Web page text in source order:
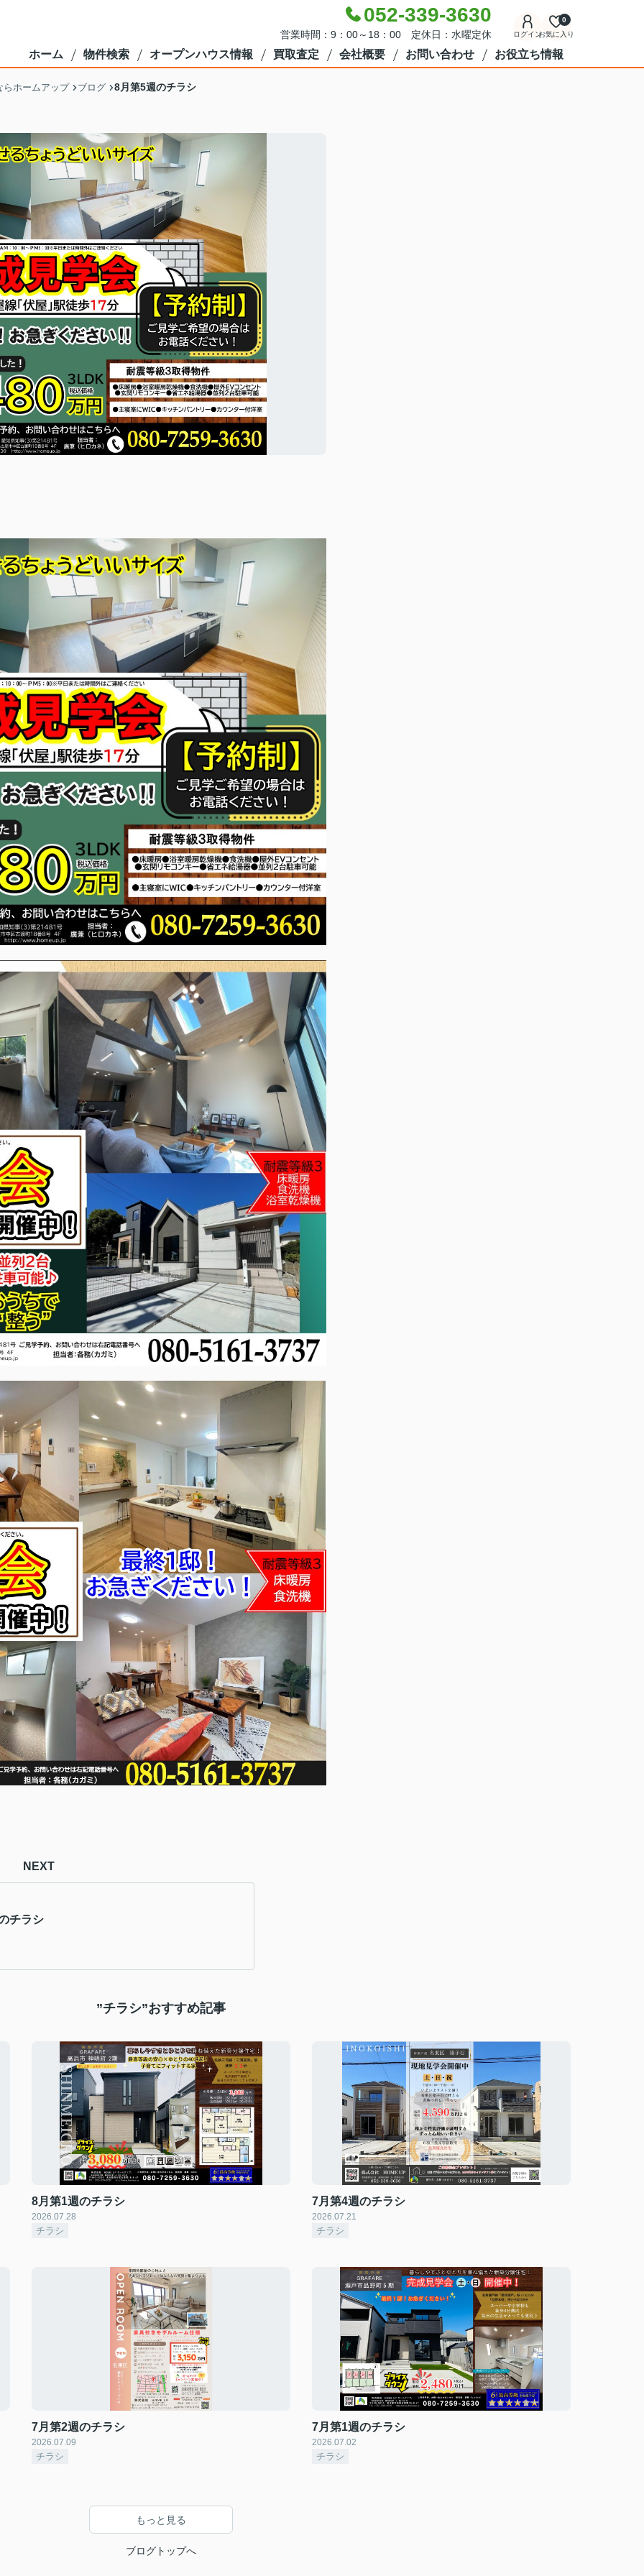
052-339-3630
営業時間：9：00～18：00 定休日：水曜定休 ログインお気に入り
0
ホーム 物件検索 オープンハウス情報 買取査定 会社概要 お問い合わせ お役立ち情報
らホームアップ ブログ 8月第5週のチラシ
NEXT
チラシ
”チラシ”おすすめ記事
8月第1週のチラシ
2026.07.28
チラシ
7月第4週のチラシ
2026.07.21
チラシ
7月第2週のチラシ
2026.07.09
チラシ
7月第1週のチラシ
2026.07.02
チラシ
もっと見る
ブログトップへ